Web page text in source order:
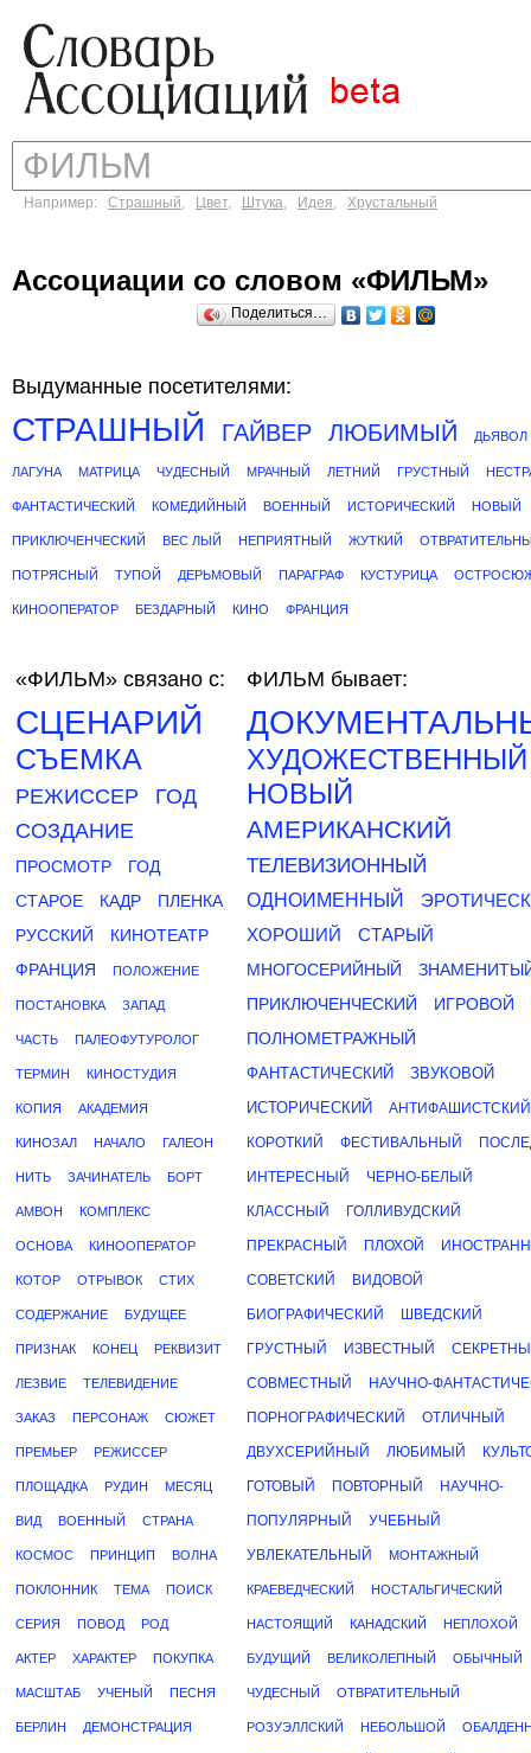
Например: Страшный, Цвет, Штука, Идея, Хрустальный
Ассоциации со словом «ФИЛЬМ»
Поделиться…
Выдуманные посетителями:
СТРАШНЫЙ ГАЙВЕР ЛЮБИМЫЙ ДЬЯВОЛ
ЛАГУНА МАТРИЦА ЧУДЕСНЫЙ МРАЧНЫЙ ЛЕТНИЙ ГРУСТНЫЙ
ФАНТАСТИЧЕСКИЙ КОМЕДИЙНЫЙ ВОЕННЫЙ ИСТОРИЧЕСКИЙ НОВЫЙ
ПРИКЛЮЧЕНЧЕСКИЙ ВЕС ЛЫЙ НЕПРИЯТНЫЙ ЖУТКИЙ
ПОТРЯСНЫЙ ТУПОЙ ДЕРЬМОВЫЙ ПАРАГРАФ КУСТУРИЦА
КИНООПЕРАТОР БЕЗДАРНЫЙ КИНО ФРАНЦИЯ
«ФИЛЬМ» связано с:
СЦЕНАРИЙ
СЪЕМКА
РЕЖИССЕР
ГОД
СОЗДАНИЕ
ПРОСМОТР
ГОД
СТАРОЕ
КАДР
ПЛЕНКА
РУССКИЙ
КИНОТЕАТР
ФРАНЦИЯ
ПОЛОЖЕНИЕ
ПОСТАНОВКА ЗАПАД
ЧАСТЬ ПАЛЕОФУТУРОЛОГ
ТЕРМИН КИНОСТУДИЯ
КОПИЯ АКАДЕМИЯ
КИНОЗАЛ НАЧАЛО ГАЛЕОН
НИТЬ ЗАЧИНАТЕЛЬ БОРТ
АМВОН КОМПЛЕКС
ОСНОВА КИНООПЕРАТОР
КОТОР ОТРЫВОК СТИХ
СОДЕРЖАНИЕ БУДУЩЕЕ
ПРИЗНАК КОНЕЦ РЕКВИЗИТ
ЛЕЗВИЕ ТЕЛЕВИДЕНИЕ
ЗАКАЗ ПЕРСОНАЖ СЮЖЕТ
ПРЕМЬЕР РЕЖИССЕР
ПЛОЩАДКА РУДИН МЕСЯЦ
ВИД ВОЕННЫЙ СТРАНА
КОСМОС ПРИНЦИП ВОЛНА
ПОКЛОННИК ТЕМА ПОИСК
СЕРИЯ ПОВОД РОД
АКТЕР ХАРАКТЕР ПОКУПКА
МАСШТАБ УЧЕНЫЙ ПЕСНЯ
БЕРЛИН ДЕМОНСТРАЦИЯ
ФИЛЬМ бывает:
ХУДОЖЕСТВЕННЫЙ
НОВЫЙ
АМЕРИКАНСКИЙ
ТЕЛЕВИЗИОННЫЙ
ОДНОИМЕННЫЙ
ХОРОШИЙ
СТАРЫЙ
МНОГОСЕРИЙНЫЙ
ПРИКЛЮЧЕНЧЕСКИЙ
ИГРОВОЙ
ПОЛНОМЕТРАЖНЫЙ
ФАНТАСТИЧЕСКИЙ
ЗВУКОВОЙ
ИСТОРИЧЕСКИЙ
АНТИФАШИСТСКИЙ
КОРОТКИЙ ФЕСТИВАЛЬНЫЙ
ИНТЕРЕСНЫЙ ЧЕРНО-БЕЛЫЙ
КЛАССНЫЙ ГОЛЛИВУДСКИЙ
ПРЕКРАСНЫЙ ПЛОХОЙ
СОВЕТСКИЙ ВИДОВОЙ
БИОГРАФИЧЕСКИЙ ШВЕДСКИЙ
ГРУСТНЫЙ ИЗВЕСТНЫЙ
СОВМЕСТНЫЙ НАУЧНО-
ПОРНОГРАФИЧЕСКИЙ ОТЛИЧНЫЙ
ДВУХСЕРИЙНЫЙ ЛЮБИМЫЙ
ГОТОВЫЙ ПОВТОРНЫЙ НАУЧНО-
ПОПУЛЯРНЫЙ УЧЕБНЫЙ
УВЛЕКАТЕЛЬНЫЙ МОНТАЖНЫЙ
КРАЕВЕДЧЕСКИЙ НОСТАЛЬГИЧЕСКИЙ
НАСТОЯЩИЙ КАНАДСКИЙ НЕПЛОХОЙ
БУДУЩИЙ ВЕЛИКОЛЕПНЫЙ ОБЫЧНЫЙ
ЧУДЕСНЫЙ ОТВРАТИТЕЛЬНЫЙ
РОЗУЭЛЛСКИЙ НЕБОЛЬШОЙ